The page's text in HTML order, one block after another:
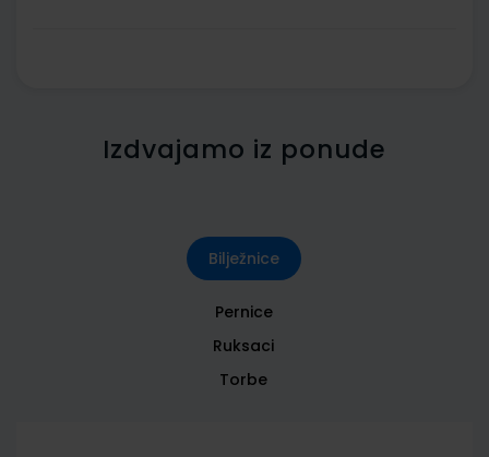
Izdvajamo iz ponude
Bilježnice
Pernice
Ruksaci
Torbe